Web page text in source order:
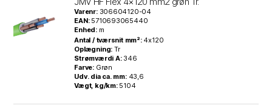
Varenr: 306604120-04
EAN: 5710693065440
Enhed: m
Antal / tværsnit mm²: 4x120
Oplægning: Tr
Strømværdi A: 346
Farve: Grøn
Udv. dia ca. mm: 43,6
Vægt, kg/km: 5104